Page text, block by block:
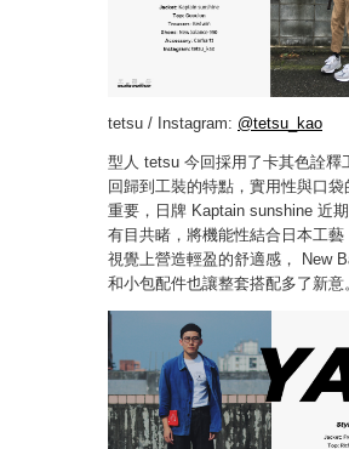
tetsu / Instagram: @tetsu_kao
型人 tetsu 今回採用了卡其色詮釋
回歸到工裝的特點，實用性與口
重要，日牌 Kaptain sunshine 近
有目共睹，將機能性結合日本工藝
視覺上營造輕盈的舒適感， New
和小包配件也讓整套搭配多了新意